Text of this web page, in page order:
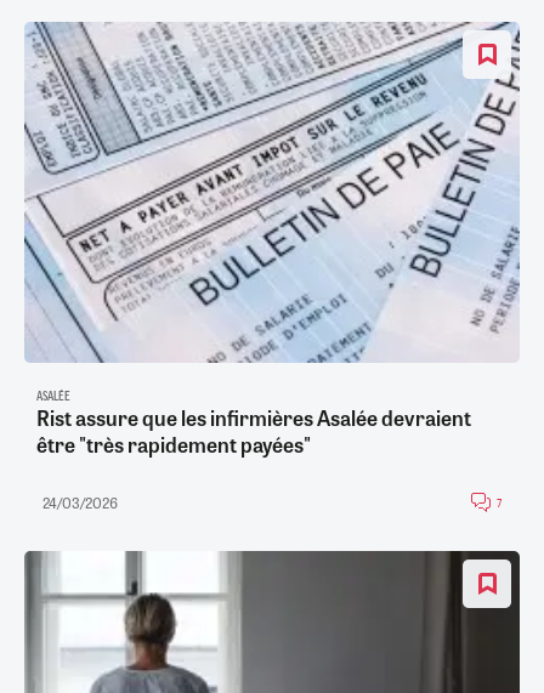
ASALÉE
Rist assure que les infirmières Asalée devraient
être "très rapidement payées"
24/03/2026 7